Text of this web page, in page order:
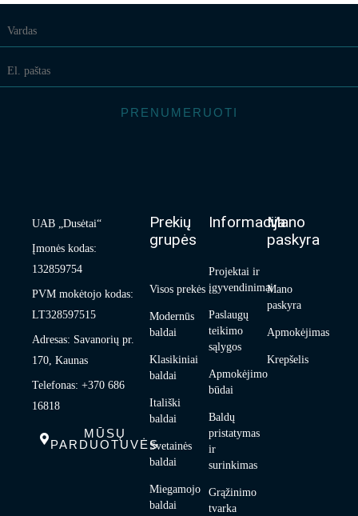
PRENUMERUOTI
UAB „Dusėtai“
Įmonės kodas:
132859754
PVM mokėtojo kodas:
LT328597515
Adresas: Savanorių pr.
170, Kaunas
Telefonas: +370 686
16818
MŪSŲ
PARDUOTUVĖS
Prekių
grupės
Visos prekės
Modernūs
baldai
Klasikiniai
baldai
Itališki
baldai
Svetainės
baldai
Miegamojo
baldai
Informacija
Projektai ir
įgyvendinimai
Paslaugų
teikimo
sąlygos
Apmokėjimo
būdai
Baldų
pristatymas
ir
surinkimas
Grąžinimo
tvarka
Mano
paskyra
Mano
paskyra
Apmokėjimas
Krepšelis